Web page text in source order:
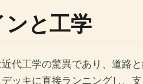
と工学
代工学の驚異であり、道路
ッキに直接ランニングし、